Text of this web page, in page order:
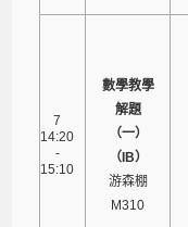
7
14:20
-
15:10
數學教學
解題
（一）
（IB）
游森棚
M310